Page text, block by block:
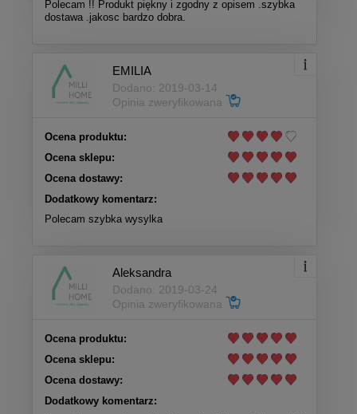
Polecam !! Produkt piękny i zgodny z opisem .szybka
dostawa .jakosc bardzo dobra.
EMILIA
Dodano: 2019-03-14
Opinia zweryfikowana
Ocena produktu:
Ocena sklepu:
Ocena dostawy:
Dodatkowy komentarz:
Polecam szybka wysylka
Aleksandra
Dodano: 2019-03-24
Opinia zweryfikowana
Ocena produktu:
Ocena sklepu:
Ocena dostawy:
Dodatkowy komentarz: